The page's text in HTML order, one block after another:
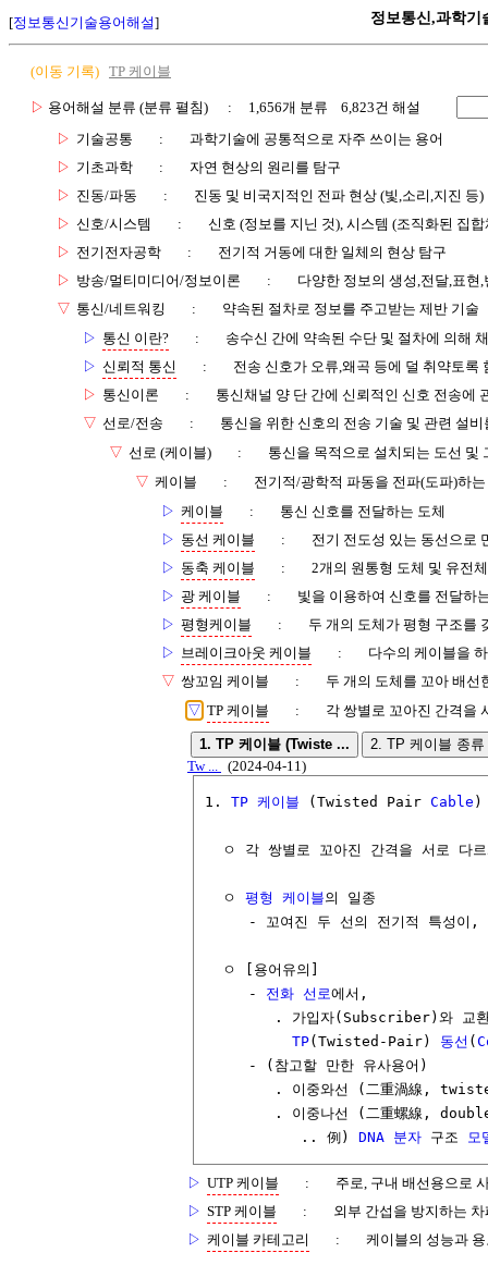
[정보통신기술용어해설] 정보통신,과학기
(이동 기록) TP 케이블
▷ 용어해설 분류 (분류 펼침)
: 1,656개 분류 6,823건 해설
▷ 기술공통 :
과학기술에 공통적으로 자주 쓰이는 용어
▷ 기초과학 :
자연 현상의 원리를 탐구
▷ 진동/파동 :
진동 및 비국지적인 전파 현상 (빛,소리,지진 등)
▷ 신호/시스템 :
신호 (정보를 지닌 것), 시스템 (조직화된 집합
▷ 전기전자공학 :
전기적 거동에 대한 일체의 현상 탐구
▷ 방송/멀티미디어/정보이론 :
다양한 정보의 생성,전달,표현
▽ 통신/네트워킹 :
약속된 절차로 정보를 주고받는 제반 기술
▷ 통신 이란? :
송수신 간에 약속된 수단 및 절차에 의해
▷ 신뢰적 통신 :
전송 신호가 오류,왜곡 등에 덜 취약토록
▷ 통신이론 :
통신채널 양 단 간에 신뢰적인 신호 전송에
▽ 선로/전송 :
통신을 위한 신호의 전송 기술 및 관련 설비
▽ 선로 (케이블) :
통신을 목적으로 설치되는 도선 및
▽ 케이블 :
전기적/광학적 파동을 전파(도파)하
▷ 케이블 :
통신 신호를 전달하는 도체
▷ 동선 케이블 :
전기 전도성 있는 동선으로
▷ 동축 케이블 :
2개의 원통형 도체 및 유전
▷ 광 케이블 :
빛을 이용하여 신호를 전달하
▷ 평형케이블 :
두 개의 도체가 평형 구조를
▷ 브레이크아웃 케이블 :
다수의 케이블을
▽ 쌍꼬임 케이블 :
두 개의 도체를 꼬아 배선
▽ TP 케이블 : 각 쌍별로 꼬아진 간격을
1. TP 케이블 (Twiste ...
2. TP 케이블 종
Tw ...
(2024-04-11)
1. TP 케이블 (Twisted Pair Cable )
ㅇ 각 쌍별로 꼬아진 간격을 서로 다
  ㅇ
평형 케이블의 일종
- 꼬여진 두 선의 전기적 특성이,
  ㅇ [용어유의]
     -
전화 선로에서,
. 가입자(Subscriber)와 교
TP(Twisted-Pair) 동선 (
     - (참고할 만한 유사용어)
. 이중와선 (二重渦線,
. 이중나선 (二重螺線,
           .. 例)
DNA 분자 구조 모
▷ UTP 케이블 :
주로, 구내 배선용으로
▷ STP 케이블 :
외부 간섭을 방지하는 차
▷ 케이블 카테고리 : 케이블의 성능과